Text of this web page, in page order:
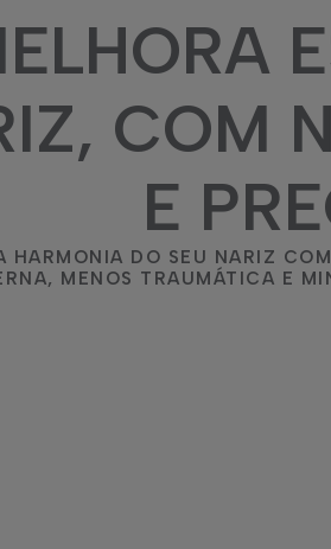
COM
E
HARMONIA DO SEU NARIZ
MENOS TRAUMÁTICA E